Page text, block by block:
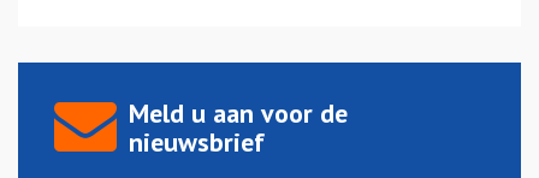
Meld u aan voor de
nieuwsbrief